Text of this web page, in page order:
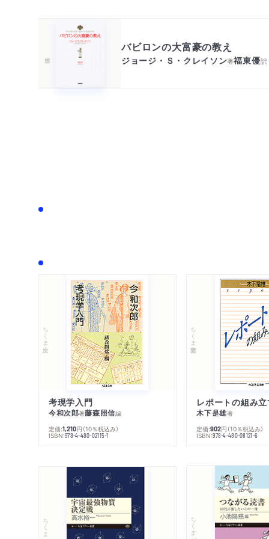
バビロンの大富豪の教え
ジョージ・Ｓ・クレイソン著福東優訳
ちくま文庫
考現学入門
今和次郎著藤森照信編
定価:1,210円 （10％税込み）
ISBN:978-4-480-02115-1
ちくま学芸文庫
レポートの組み
木下是雄著
定価:902円 （10％税込み）
ISBN:978-4-480-08121-6